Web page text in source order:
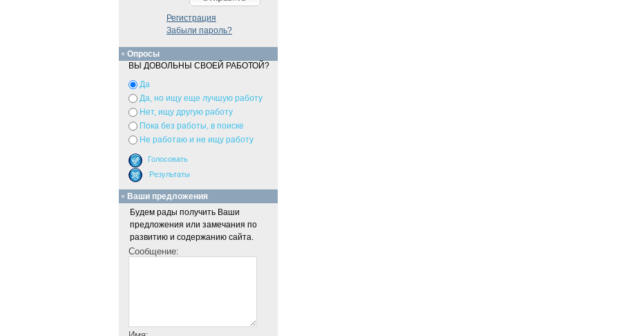
Регистрация
Забыли пароль?
Опросы
ВЫ ДОВОЛЬНЫ СВОЕЙ РАБОТОЙ?
Да
Да, но ищу еще лучшую работу
Нет, ищу другую работу
Пока без работы, в поиске
Не работаю и не ищу работу
Ваши предложения
Будем рады получить Ваши
предложения или замечания по
развитию и содержанию сайта.
Сообщение: